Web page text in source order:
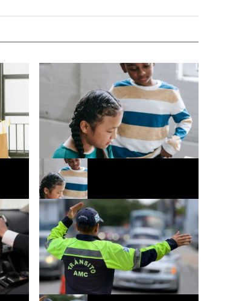
Escolas ampliam ações de
conscientização sobre o uso de
tecnologias digitais e saúde mental dos
alunos